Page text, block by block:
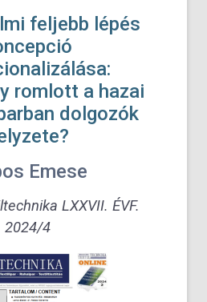
feljebb lépés
romlott a hazai
dolgozók
Emese
LXXVII. ÉVF.
2024/4